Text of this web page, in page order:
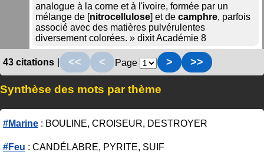
analogue à la corne et à l'ivoire, formée par un
mélange de [nitrocellulose] et de camphre, parfois
associé avec des matières pulvérulentes
diversement colorées. » dixitAcadémie 8
43 citations << < Page > >>
Synthèse des mots par thème
#Marine : BOULINE, CROISEUR, DESTROYER
#Feu : CANDÉLABRE, PYRITE, SUIF